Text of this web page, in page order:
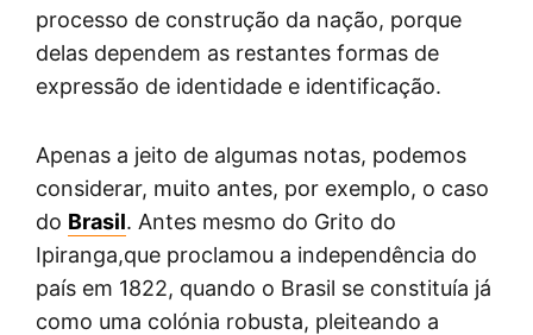
processo de construção da nação, porque
delas dependem as restantes formas de
expressão de identidade e identificação.
Apenas a jeito de algumas notas, podemos
considerar, muito antes, por exemplo, o caso
do Brasil. Antes mesmo do Grito do
Ipiranga,que proclamou a independência do
país em 1822, quando o Brasil se constituía já
como uma colónia robusta, pleiteando a